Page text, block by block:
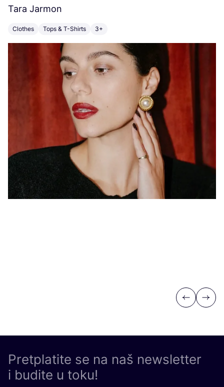
Tara Jarmon
Clothes Tops & T-Shirts 3+
Previous
Next
Pretplatite se na naš newsletter
i budite u toku!